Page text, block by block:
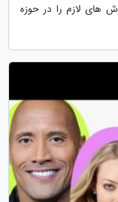
های لازم را در حوزه